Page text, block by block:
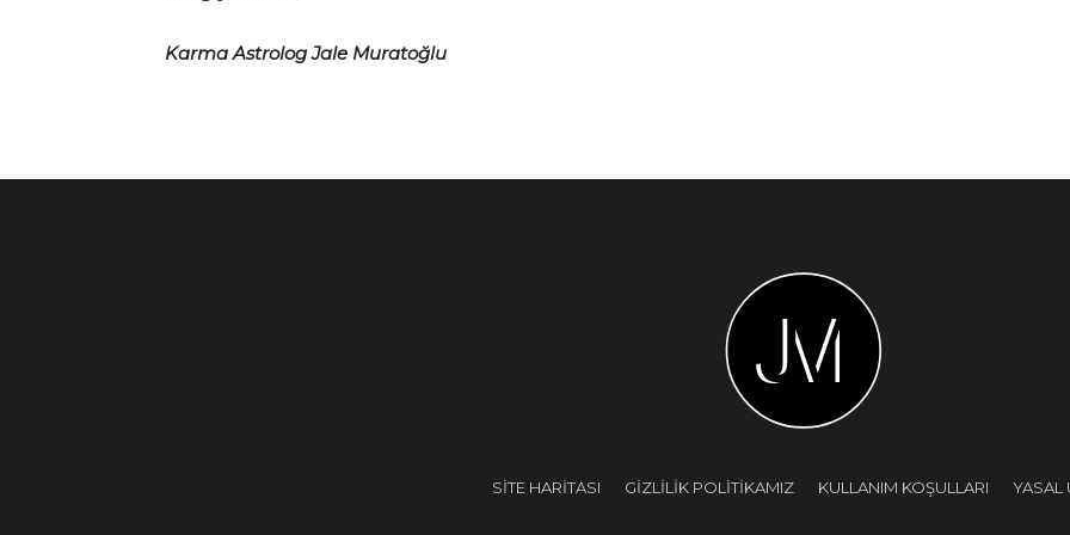
Karma Astrolog Jale Muratoğlu
SİTE HARİTASI GİZLİLİK POLİTİKAMIZ KULLANIM KOŞULLARI YASAL